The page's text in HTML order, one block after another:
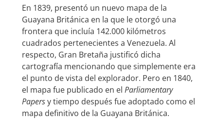
En 1839, presentó un nuevo mapa de la
Guayana Británica en la que le otorgó una
frontera que incluía 142.000 kilómetros
cuadrados pertenecientes a Venezuela. Al
respecto, Gran Bretaña justificó dicha
cartografía mencionando que simplemente era
el punto de vista del explorador. Pero en 1840,
el mapa fue publicado en el Parliamentary
Papersy tiempo después fue adoptado como el
mapa definitivo de la Guayana Británica.